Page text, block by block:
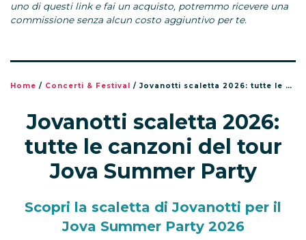
uno di questi link e fai un acquisto, potremmo ricevere una
commissione senza alcun costo aggiuntivo per te.
Home / Concerti & Festival / Jovanotti scaletta 2026: tutte le canzoni del tour Jova Summer Party
Jovanotti scaletta 2026:
tutte le canzoni del tour
Jova Summer Party
Scopri la scaletta di Jovanotti per il
Jova Summer Party 2026